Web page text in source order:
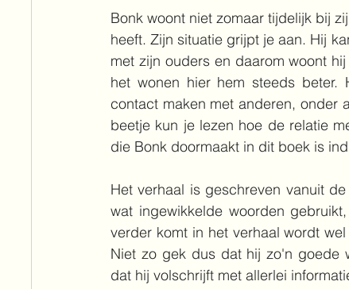
Bonk woont niet zomaar tijdelijk bij
heeft. Zijn situatie grijpt je aan. Hij
met zijn ouders en daarom woont
het wonen hier hem steeds
contact maken met anderen, onder
beetje kun je lezen hoe de relatie
die Bonk doormaakt in dit boek is
Het verhaal is geschreven vanuit
wat ingewikkelde woorden
verder komt in het verhaal wordt
Niet zo gek dus dat hij zo'n goede
dat hij volschrijft met allerlei